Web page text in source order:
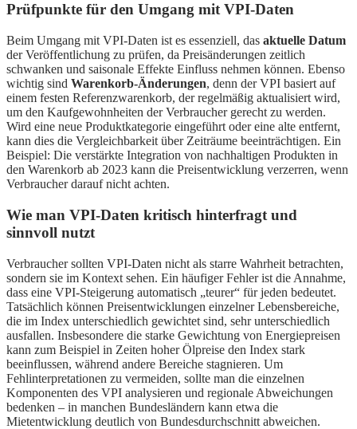
Prüfpunkte für den Umgang mit VPI-Daten
Beim Umgang mit VPI-Daten ist es essenziell, das aktuelle Datum
der Veröffentlichung zu prüfen, da Preisänderungen zeitlich
schwanken und saisonale Effekte Einfluss nehmen können. Ebenso
wichtig sind Warenkorb-Änderungen, denn der VPI basiert auf
einem festen Referenzwarenkorb, der regelmäßig aktualisiert wird,
um den Kaufgewohnheiten der Verbraucher gerecht zu werden.
Wird eine neue Produktkategorie eingeführt oder eine alte entfernt,
kann dies die Vergleichbarkeit über Zeiträume beeinträchtigen. Ein
Beispiel: Die verstärkte Integration von nachhaltigen Produkten in
den Warenkorb ab 2023 kann die Preisentwicklung verzerren, wenn
Verbraucher darauf nicht achten.
Wie man VPI-Daten kritisch hinterfragt und
sinnvoll nutzt
Verbraucher sollten VPI-Daten nicht als starre Wahrheit betrachten,
sondern sie im Kontext sehen. Ein häufiger Fehler ist die Annahme,
dass eine VPI-Steigerung automatisch „teurer“ für jeden bedeutet.
Tatsächlich können Preisentwicklungen einzelner Lebensbereiche,
die im Index unterschiedlich gewichtet sind, sehr unterschiedlich
ausfallen. Insbesondere die starke Gewichtung von Energiepreisen
kann zum Beispiel in Zeiten hoher Ölpreise den Index stark
beeinflussen, während andere Bereiche stagnieren. Um
Fehlinterpretationen zu vermeiden, sollte man die einzelnen
Komponenten des VPI analysieren und regionale Abweichungen
bedenken – in manchen Bundesländern kann etwa die
Mietentwicklung deutlich von Bundesdurchschnitt abweichen.